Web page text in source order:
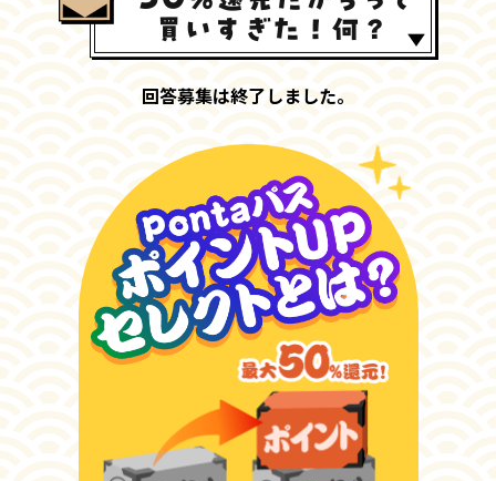
回答募集は終了しました。